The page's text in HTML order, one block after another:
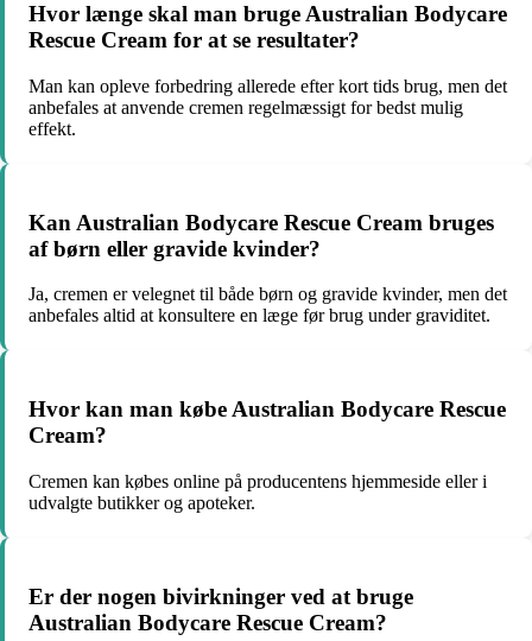
Hvor længe skal man bruge Australian Bodycare
Rescue Cream for at se resultater?
Man kan opleve forbedring allerede efter kort tids brug, men det
anbefales at anvende cremen regelmæssigt for bedst mulig
effekt.
Kan Australian Bodycare Rescue Cream bruges
af børn eller gravide kvinder?
Ja, cremen er velegnet til både børn og gravide kvinder, men det
anbefales altid at konsultere en læge før brug under graviditet.
Hvor kan man købe Australian Bodycare Rescue
Cream?
Cremen kan købes online på producentens hjemmeside eller i
udvalgte butikker og apoteker.
Er der nogen bivirkninger ved at bruge
Australian Bodycare Rescue Cream?